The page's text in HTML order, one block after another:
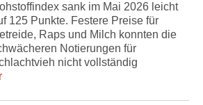
sank im Mai 2026 leicht
125 Punkte. Festere Preise für
Raps und Milch konnten die
Notierungen für
nicht vollständig